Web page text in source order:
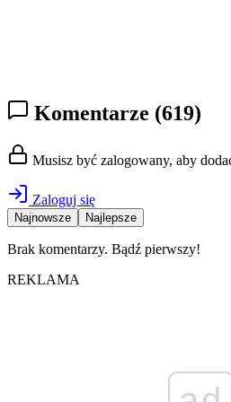
Komentarze (619)
Musisz być zalogowany, aby
Zaloguj się
Najnowsze Najlepsze
Brak komentarzy. Bądź pierwszy!
REKLAMA